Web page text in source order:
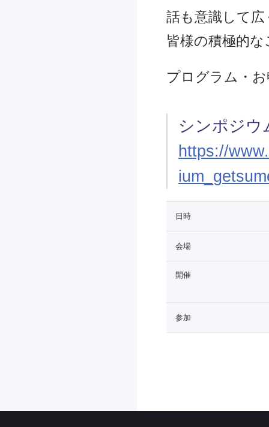
話も意識して
皆様の積極的
プログラム・
シンポジウ
https://
日時
会場
開催
参加